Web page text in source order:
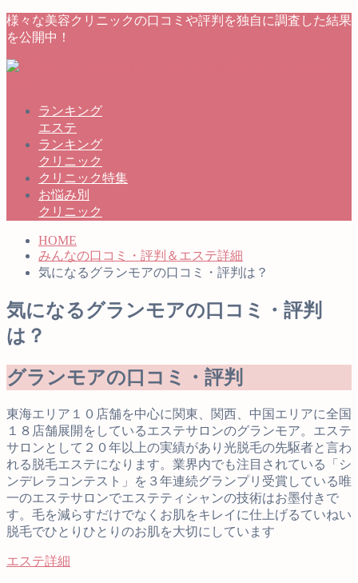
様々な美容クリニックの口コミや評判を独自に調査した結果
を公開中！
ランキング
エステ
ランキング
クリニック
クリニック特集
お悩み別
クリニック
HOME
みんなの口コミ・評判＆エステ詳細
気になるグランモアの口コミ・評判は？
気になるグランモアの口コミ・評判
は？
グランモアの口コミ・評判
東海エリア１０店舗を中心に関東、関西、中国エリアに全国
１８店舗展開をしているエステサロンのグランモア。エステ
サロンとして２０年以上の実績があり光脱毛の先駆者と言わ
れる脱毛エステになります。業界内でも注目されている「シ
ンデレラコンテスト」を３年連続グランプリ受賞している唯
一のエステサロンでエステティシャンの技術はお墨付きで
す。毛を減らすだけでなくお肌をキレイに仕上げるていねい
脱毛でひとりひとりのお肌を大切にしています
エステ詳細